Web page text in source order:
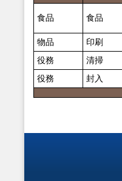
食品 食品
物品
印刷
役務
清掃
役務
封入